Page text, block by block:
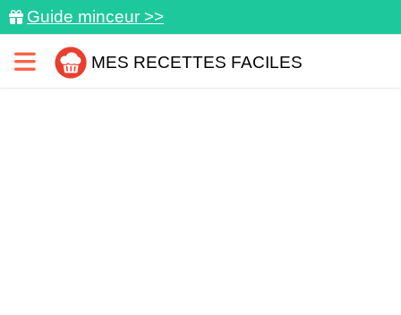
Guide minceur >>
MES RECETTES FACILES